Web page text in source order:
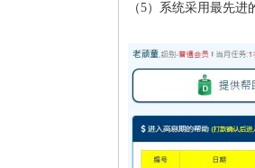
（5）系统采用最先